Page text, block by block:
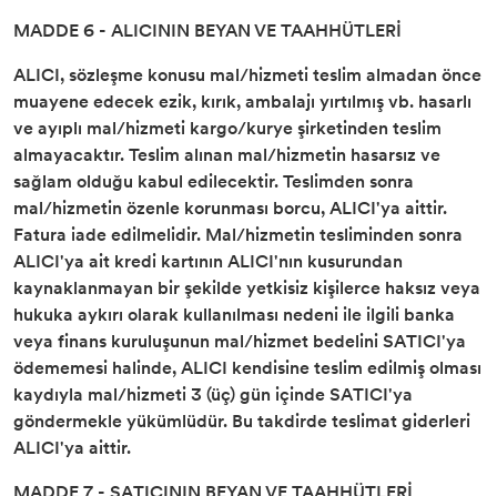
MADDE 6 - ALICININ BEYAN VE TAAHHÜTLERİ
ALICI, sözleşme konusu mal/hizmeti teslim almadan önce
muayene edecek ezik, kırık, ambalajı yırtılmış vb. hasarlı
ve ayıplı mal/hizmeti kargo/kurye şirketinden teslim
almayacaktır. Teslim alınan mal/hizmetin hasarsız ve
sağlam olduğu kabul edilecektir. Teslimden sonra
mal/hizmetin özenle korunması borcu, ALICI'ya aittir.
Fatura iade edilmelidir. Mal/hizmetin tesliminden sonra
ALICI'ya ait kredi kartının ALICI'nın kusurundan
kaynaklanmayan bir şekilde yetkisiz kişilerce haksız veya
hukuka aykırı olarak kullanılması nedeni ile ilgili banka
veya finans kuruluşunun mal/hizmet bedelini SATICI'ya
ödememesi halinde, ALICI kendisine teslim edilmiş olması
kaydıyla mal/hizmeti 3 (üç) gün içinde SATICI'ya
göndermekle yükümlüdür. Bu takdirde teslimat giderleri
ALICI'ya aittir.